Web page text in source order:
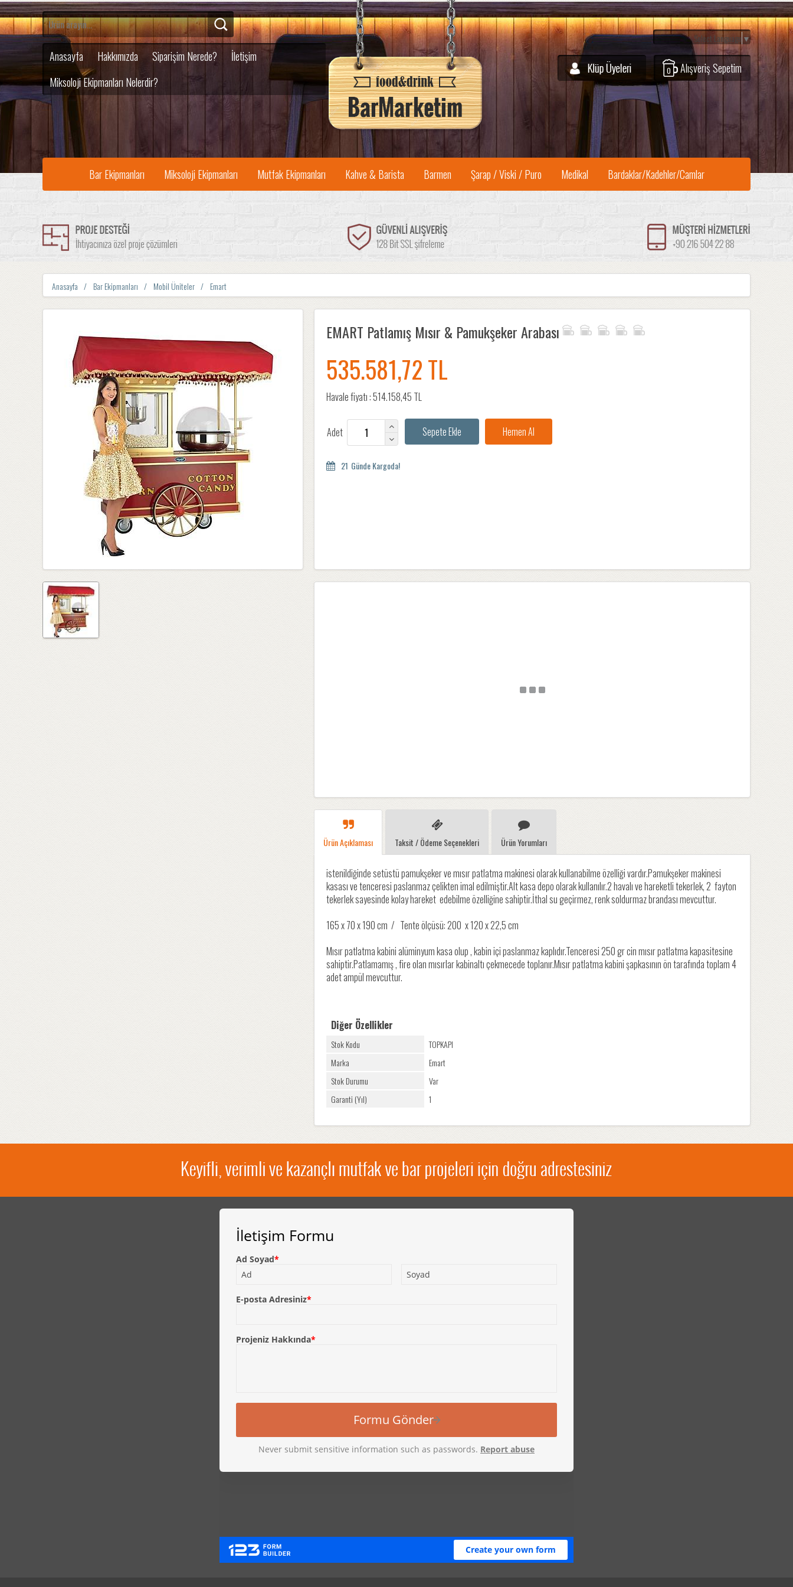
Anasayfa Hakkımızda Siparişim Nerede?
İletişim
Miksoloji Ekipmanları Nelerdir?
Alışveriş Sepetim
0
Select Language ▼
Bar Ekipmanları Miksoloji Ekipmanları Mutfak Ekipmanları Kahve & Barista Barmen Şarap / Viski / Puro Medikal Bardaklar/Kadehler/Camlar
Anasayfa Bar Ekipmanları Mobil Üniteler Emart
EMART Patlamış Mısır & Pamukşeker Arabası
535.581,72 TL
Havale fiyatı :514.158,45 TL
Adet
21
Ürün Açıklaması Taksit / Ödeme Seçenekleri Ürün Yorumları
istenildiğinde setüstü pamukşeker ve mısır patlatma makinesi olarak kullanabilme özelliği vardır.Pamukşeker makinesi
kasası ve tenceresi paslanmaz çelikten imal edilmiştir.Alt kasa depo olarak kullanılır.2 havalı ve hareketli tekerlek, 2 fayton
tekerlek sayesinde kolay hareket edebilme özelliğine sahiptir.İthal su geçirmez, renk soldurmaz brandası mevcuttur.
165 x 70 x 190 cm / Tente ölçüsü: 200 x 120 x 22,5 cm
Mısır patlatma kabini alüminyum kasa olup , kabin içi paslanmaz kaplıdır.Tenceresi 250 gr cin mısır patlatma kapasitesine
sahiptir.Patlamamış , fire olan mısırlar kabinaltı çekmecede toplanır.Mısır patlatma kabini şapkasının ön tarafında toplam 4
adet ampül mevcuttur.
Diğer Özellikler
Stok Kodu
TOPKAPI
Marka
Emart
Stok Durumu
Var
Garanti (Yıl)
1